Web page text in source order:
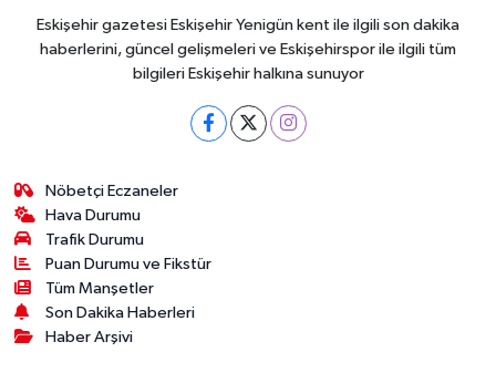
Eskişehir gazetesi Eskişehir Yenigün kent ile ilgili son dakika
haberlerini, güncel gelişmeleri ve Eskişehirspor ile ilgili tüm
bilgileri Eskişehir halkına sunuyor
Nöbetçi Eczaneler
Hava Durumu
Trafik Durumu
Puan Durumu ve Fikstür
Tüm Manşetler
Son Dakika Haberleri
Haber Arşivi